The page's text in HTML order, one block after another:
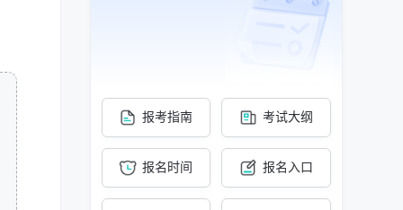
报考指南 考试大纲
报名时间 报名入口